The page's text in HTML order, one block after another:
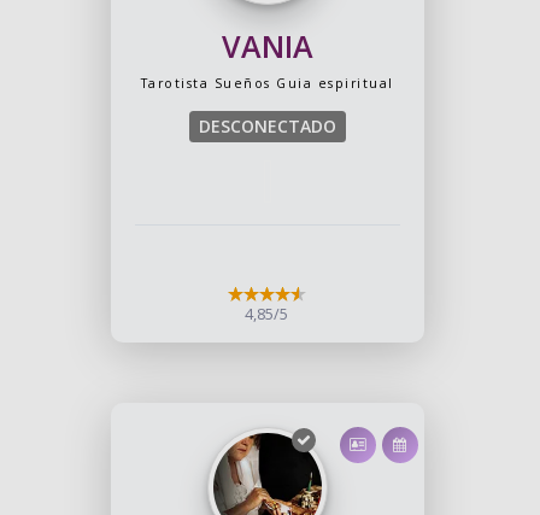
VANIA
Tarotista Sueños Guia espiritual
DESCONECTADO
4,85/5